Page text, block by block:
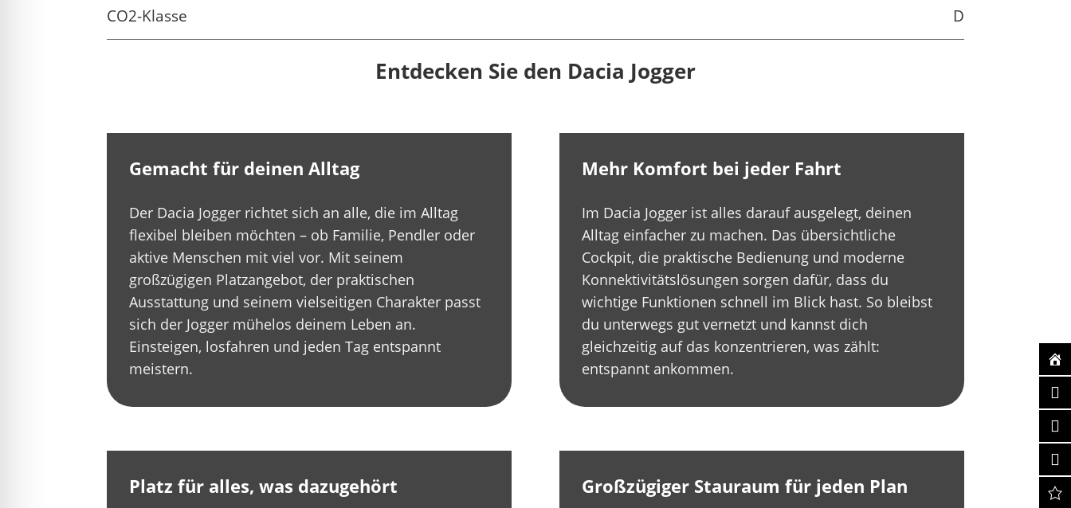
CO2-Klasse D
Entdecken Sie den Dacia Jogger
Gemacht für deinen Alltag
Der Dacia Jogger richtet sich an alle, die im Alltag
flexibel bleiben möchten – ob Familie, Pendler oder
aktive Menschen mit viel vor. Mit seinem
großzügigen Platzangebot, der praktischen
Ausstattung und seinem vielseitigen Charakter passt
sich der Jogger mühelos deinem Leben an.
Einsteigen, losfahren und jeden Tag entspannt
meistern.
Mehr Komfort bei jeder Fahrt
Im Dacia Jogger ist alles darauf ausgelegt, deinen
Alltag einfacher zu machen. Das übersichtliche
Cockpit, die praktische Bedienung und moderne
Konnektivitätslösungen sorgen dafür, dass du
wichtige Funktionen schnell im Blick hast. So bleibst
du unterwegs gut vernetzt und kannst dich
gleichzeitig auf das konzentrieren, was zählt:
entspannt ankommen.
Platz für alles, was dazugehört Großzügiger Stauraum für jeden Plan